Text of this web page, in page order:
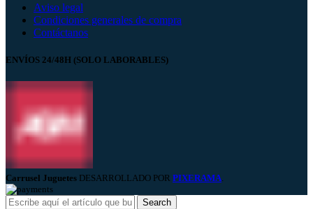
Aviso legal
Condiciones generales de compra
Contáctanos
ENVÍOS 24/48H (SOLO LABORABLES)
Carrusel Juguetes DESARROLLADO POR PIXERAMA.
Search